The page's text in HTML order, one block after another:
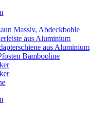
Massiv, Abdeckbohle
aus Aluminium
aus Aluminium
Bambooline